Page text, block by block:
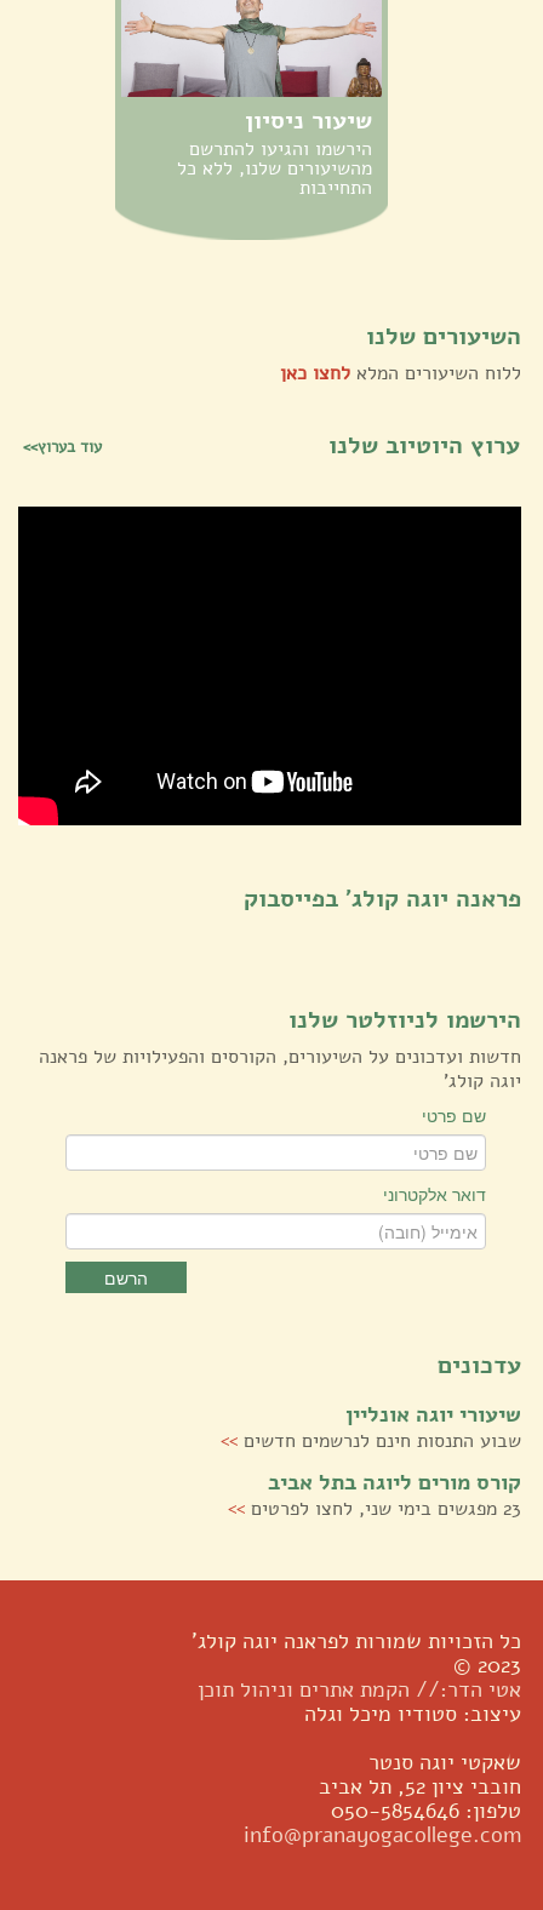
שיעור ניסיון
הירשמו והגיעו להתרשם
מהשיעורים שלנו, ללא כל
התחייבות
השיעורים שלנו
ללוח השיעורים המלא לחצו כאן
ערוץ היוטיוב שלנו עוד בערוץ>>
פראנה יוגה קולג' בפייסבוק
הירשמו לניוזלטר שלנו
חדשות ועדכונים על השיעורים, הקורסים והפעילויות של פראנה
יוגה קולג'
שם פרטי
דואר אלקטרוני
הרשם
עדכונים
שיעורי יוגה אונליין
שבוע התנסות חינם לנרשמים חדשים >>
קורס מורים ליוגה בתל אביב
23 מפגשים בימי שני, לחצו לפרטים >>
כל הזכויות שמורות לפראנה יוגה קולג'
2023 ©
אטי הדר:// הקמת אתרים וניהול תוכן
עיצוב: סטודיו מיכל וגלה
שאקטי יוגה סנטר
חובבי ציון 52, תל אביב
טלפון: 050-5854646
info@pranayogacollege.com